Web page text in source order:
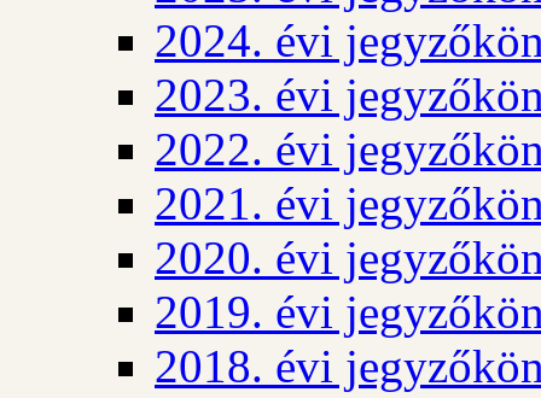
2024. évi
2023. évi
2022. évi
2021. évi
2020. évi
2019. évi
2018. évi